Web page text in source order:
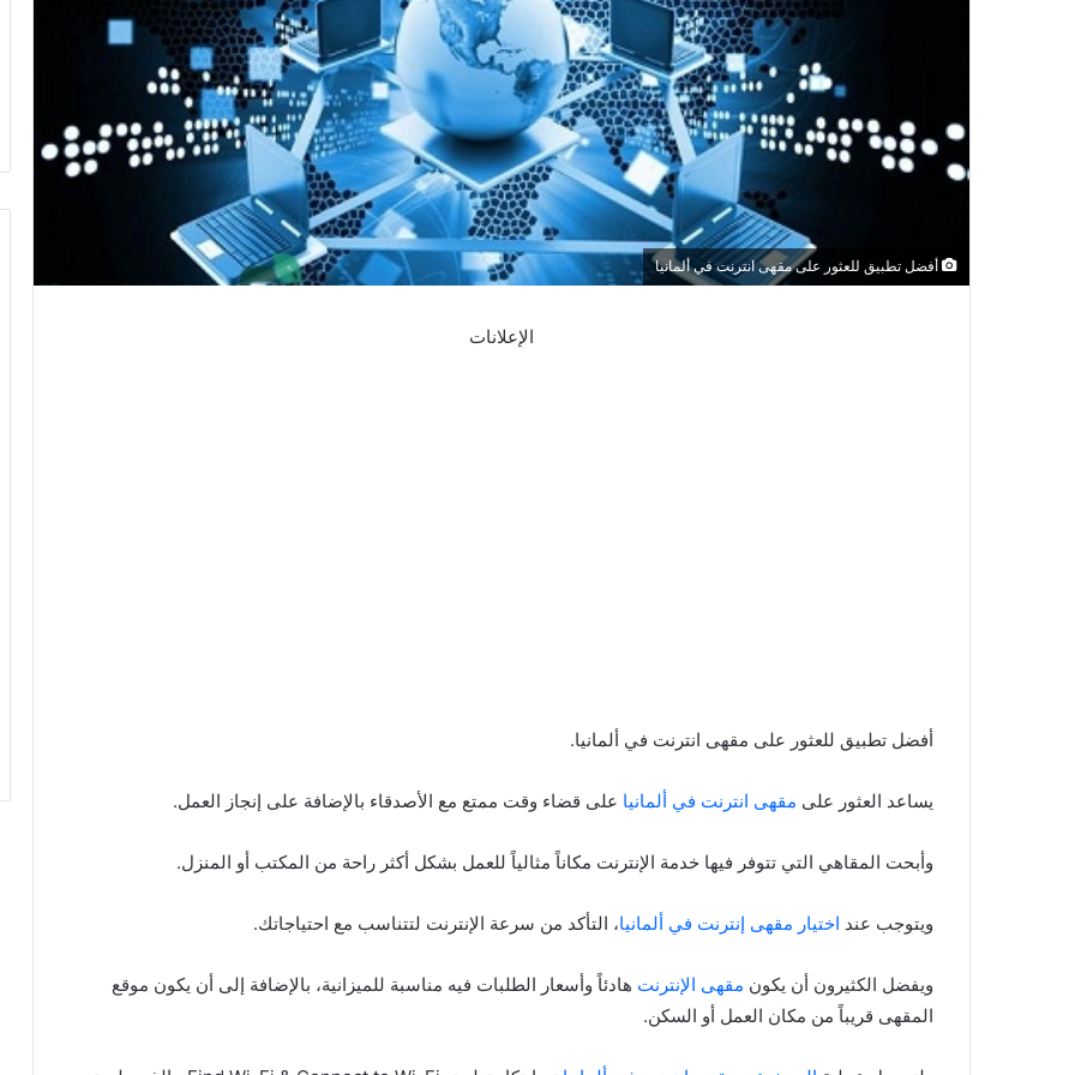
أفضل تطبيق للعثور على مقهى انترنت في ألمانيا
الإعلانات
أفضل تطبيق للعثور على مقهى انترنت في ألمانيا.
يساعد العثور على مقهى انترنت في ألمانيا على قضاء وقت ممتع مع الأصدقاء بالإضافة على إنجاز العمل.
وأبحت المقاهي التي تتوفر فيها خدمة الإنترنت مكاناً مثالياً للعمل بشكل أكثر راحة من المكتب أو المنزل.
ويتوجب عند اختيار مقهى إنترنت في ألمانيا، التأكد من سرعة الإنترنت لتتناسب مع احتياجاتك.
ويفضل الكثيرون أن يكون مقهى الإنترنت هادئاً وأسعار الطلبات فيه مناسبة للميزانية، بالإضافة إلى أن يكون موقع
المقهى قريباً من مكان العمل أو السكن.